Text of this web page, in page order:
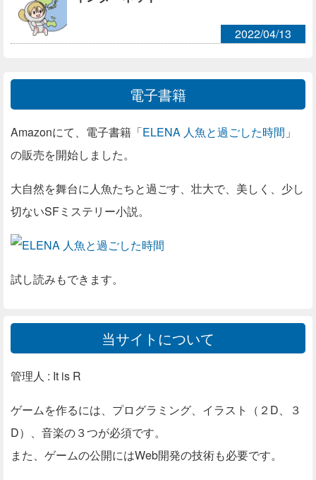
2022/04/13
電子書籍
Amazonにて、電子書籍「ELENA 人魚と過ごした時間 」
の販売を開始しました。
大自然を舞台に人魚たちと過ごす、壮大で、美しく、少し
切ないSFミステリー小説。
試し読みもできます。
当サイトについて
管理人 : It is R
ゲームを作るには、プログラミング、イラスト（２D、３
D）、音楽の３つが必須です。
また、ゲームの公開にはWeb開発の技術も必要です。